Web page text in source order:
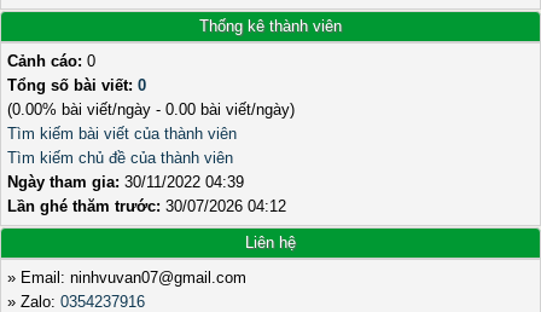
Thống kê thành viên
Cảnh cáo: 0
Tổng số bài viết: 0
(0.00% bài viết/ngày - 0.00 bài viết/ngày)
Tìm kiếm bài viết của thành viên
Tìm kiếm chủ đề của thành viên
Ngày tham gia: 30/11/2022 04:39
Lần ghé thăm trước: 30/07/2026 04:12
Liên hệ
» Email: ninhvuvan07@gmail.com
» Zalo: 0354237916